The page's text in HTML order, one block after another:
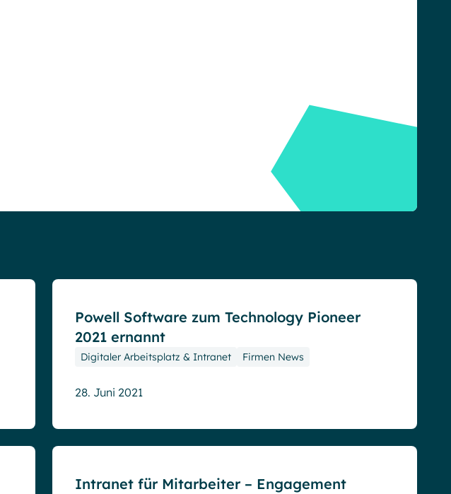
Powell Software zum Technology Pioneer
2021 ernannt
Digitaler Arbeitsplatz & Intranet Firmen News
28. Juni 2021
Intranet für Mitarbeiter – Engagement